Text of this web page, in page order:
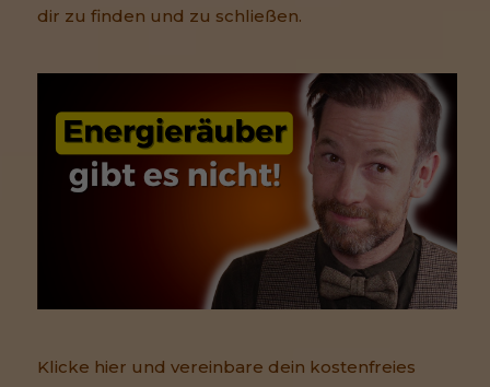
dir zu finden und zu schließen.
Klicke hier und vereinbare dein kostenfreies